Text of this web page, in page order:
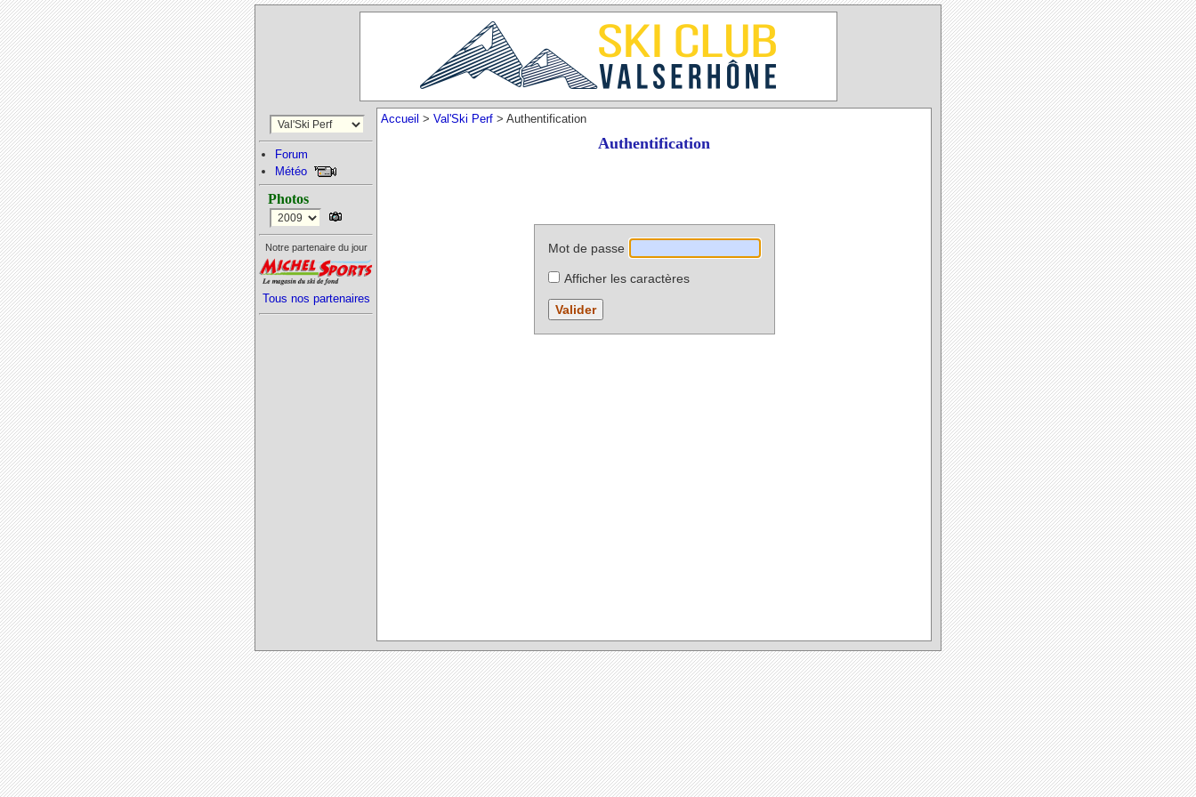
Forum
Météo
Photos
Notre partenaire du jour
Tous nos partenaires
Accueil > Val'Ski Perf > Authentification
Authentification
Mot de passe
Afficher les caractères